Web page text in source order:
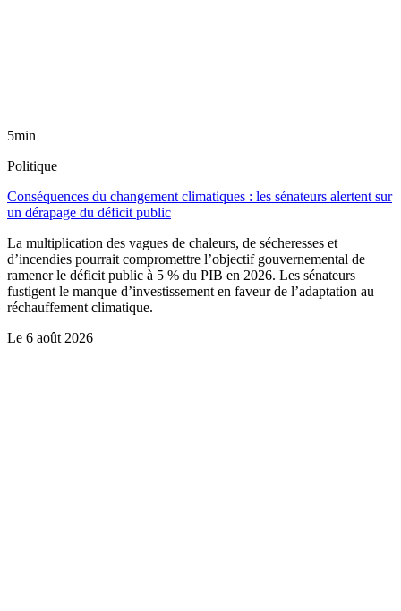
5min
Politique
Conséquences du changement climatiques : les sénateurs alertent sur
un dérapage du déficit public
La multiplication des vagues de chaleurs, de sécheresses et
d’incendies pourrait compromettre l’objectif gouvernemental de
ramener le déficit public à 5 % du PIB en 2026. Les sénateurs
fustigent le manque d’investissement en faveur de l’adaptation au
réchauffement climatique.
Le 6 août 2026